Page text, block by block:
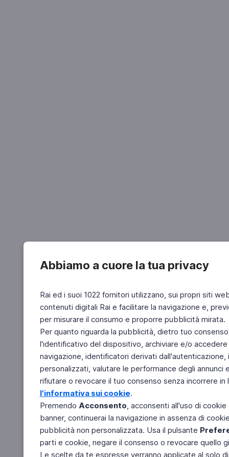
Abbiamo a cuore la tua privacy
Rai ed i suoi 1022 fornitori utilizzano, sui propri siti
contenuti digitali Rai e facilitare la navigazione e,
per misurare il consumo e proporre pubblicità mirata.
Per quanto riguarda la pubblicità, dietro tuo
l'identificativo del dispositivo, archiviare e/o
navigazione, identificatori derivati
personalizzati, valutare le performance degli
rifiutare o revocare il tuo consenso senza incorrere
l'informativa sui cookie.
Premendo Acconsento, acconsenti all'uso di
banner, continuerai la navigazione in assenza di
pubblicità non personalizzata. Usa il pulsante
parti e cookie, negare il consenso o revocare quello
Le scelte da te espresse verranno applicate al solo